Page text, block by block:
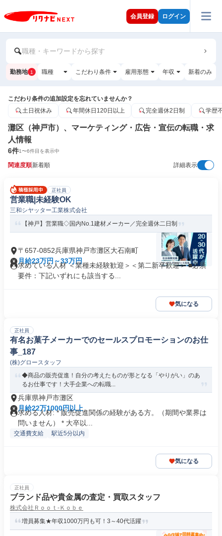
会員登録 ログイン
職種・キーワードから探す
勤務地 1 職種 こだわり条件 雇用形態 年収 新着のみ
こだわり条件の追加設定を忘れていませんか？
土日祝休み
年間休日120日以上 完全週休2日制 学歴
灘区（神戸市）、マーケティング・広告・宣伝の転職・求
人情報
6件1〜6件目を表示中
関連度順新着順 詳細表示
正社員
営業職|未経験OK
三和シヤッター工業株式会社
【神戸】営業職◇国内No.1建材メーカー／完全週休二日制
〒657-0852兵庫県神戸市灘区大石南町
月給23万円～33万円
求めている人材 ＜業種未経験歓迎＞＜第二新卒歓迎＞ ■必須
要件：下記いずれにも該当する...
気になる
正社員
有名お菓子メーカーでのセールスプロモーションのお仕
事_187
(株)グロースタッフ
◆商品の販売促進！自分の考えたものが形となる「やりがい」のあ
るお仕事です！大手企業への転職...
兵庫県神戸市灘区
月給22万1000円以上
求める人材: * 販売促進関係の経験がある方。（期間や業界は
問いません） * 大卒以...
交通費支給 駅近5分以内
気になる
正社員
ブランド品や貴金属の査定・買取スタッフ
株式会社Ｒｏｏｔ‐Ｋｏｂｅ
増員募集★年収1000万円も可！3～40代活躍